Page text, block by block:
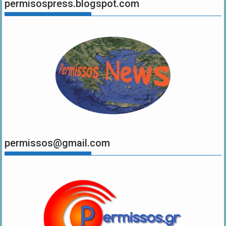
permisospress.blogspot.com
permissos@gmail.com